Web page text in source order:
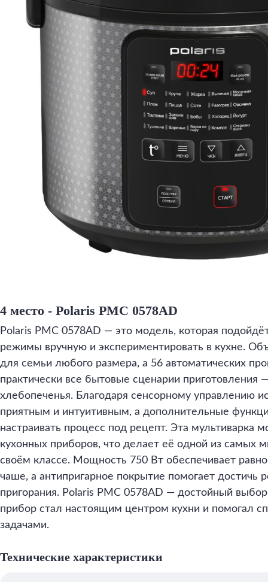
4 место - Polaris PMC 0578AD
Polaris PMC 0578AD — это модель, которая
режимы вручную и экспериментировать в кухне.
для семьи любого размера, а 56 автоматических
практически все бытовые сценарии приготовления
хлебопеченья. Благодаря сенсорному управлению
приятным и интуитивным, а дополнительные
настраивать процесс под рецепт. Эта мультиварка
кухонных приборов, что делает её одной из самых
своём классе. Мощность 750 Вт обеспечивает
чаше, а антипригарное покрытие помогает достичь
пригорания. Polaris PMC 0578AD — достойный
прибор стал настоящим центром кухни и помогал
задачами.
Технические характеристики